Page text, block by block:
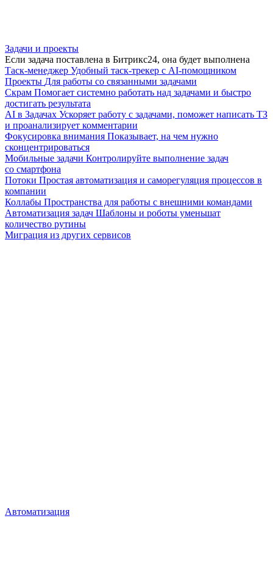
Задачи и проекты
Если задача поставлена в Битрикс24, она будет выполнена
Таск-менеджер Удобный таск-трекер с AI-помощником
Проекты Для работы со связанными задачами
Скрам Помогает системно работать над задачами и быстро
достигать результата
AI в Задачах Ускоряет работу с задачами, поможет написать ТЗ
и проанализирует комментарии
Фокусировка внимания Показывает, на чем нужно
сконцентрироваться
Мобильные задачи Контролируйте выполнение задач
со смартфона
Потоки Простая автоматизация и саморегуляция процессов в
компании
Коллабы Пространства для работы с внешними командами
Автоматизация задач Шаблоны и роботы уменьшат
количество рутины
Миграция из других сервисов
Автоматизация